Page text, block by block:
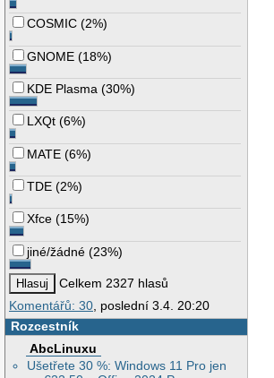
COSMIC (2%)
GNOME (18%)
KDE Plasma (30%)
LXQt (6%)
MATE (6%)
TDE (2%)
Xfce (15%)
jiné/žádné (23%)
Celkem 2327 hlasů
Komentářů: 30, poslední 3.4. 20:20
Rozcestník
AbcLinuxu
Ušetřete 30 %: Windows 11 Pro jen